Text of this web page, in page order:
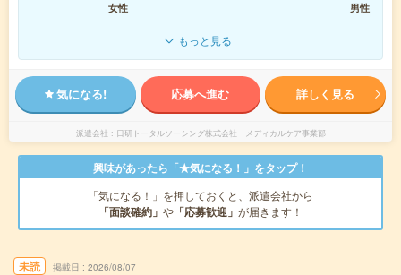
女性
男性
もっと見る
気になる! 応募へ進む 詳しく見る
派遣会社 日研トータルソーシング株式会社 メディカルケア事業部
興味があったら「★気になる！」をタップ！
「気になる！」を押しておくと、派遣会社から
「面談確約」 や 「応募歓迎」 が届きます！
未読 掲載日 2026/08/07